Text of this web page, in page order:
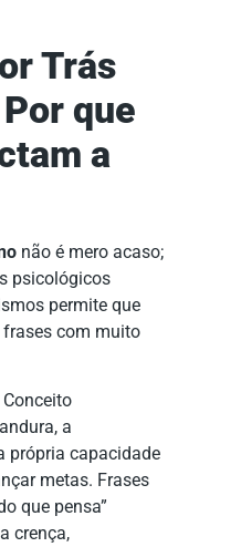
Trás
que
a
não é mero acaso;
psicológicos
permite que
frases com muito
Conceito
a
própria capacidade
metas. Frases
que pensa”
crença,